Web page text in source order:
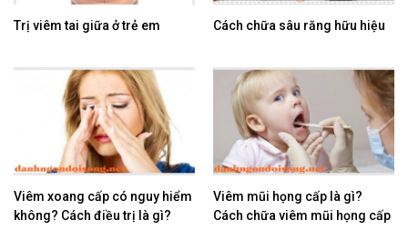
Trị viêm tai giữa ở trẻ em Cách chữa sâu răng hữu hiệu
Viêm xoang cấp có nguy hiểm
không? Cách điều trị là gì?
Viêm mũi họng cấp là gì?
Cách chữa viêm mũi họng cấp